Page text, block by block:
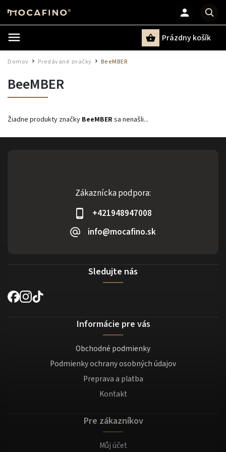
Prázdny košík
Domov Predávané značky BeeMBER
BeeMBER
Žiadne produkty značky BeeMBERsa nenašli...
Zákaznícka podpora:
+421948947008
info@mocafino.sk
Sledujte nás
Informácie pre vás
Obchodné podmienky
Podmienky ochrany osobných údajov
Preprava a platba
Kontakt
Pre zákazníkov
Můj účet